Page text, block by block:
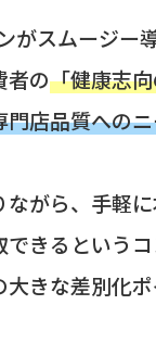
がスムージー
者の「健康志
店品質への
ながら、手軽
できるという
きな差別化